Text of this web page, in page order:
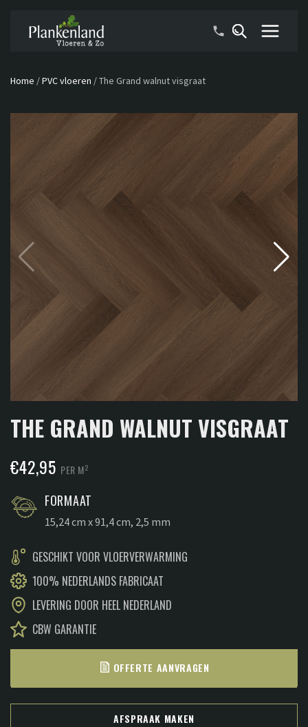
Home /PVC vloeren /The Grand walnut visgraat
THE GRAND WALNUT VISGRAAT
€42,95 PER M2
FORMAAT
15,24 cm x 91,4 cm, 2,5 mm
GESCHIKT VOOR VLOERVERWARMING
100% NEDERLANDS FABRICAAT
LEVERING DOOR HEEL NEDERLAND
CBW GARANTIE
OFFERTE AANVRAGEN
AFSPRAAK MAKEN